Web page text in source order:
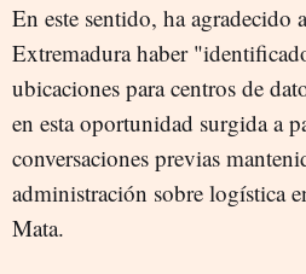
En este sentido, ha agradecido
Extremadura haber
ubicaciones para centros de
en esta oportunidad surgida a
conversaciones previas
administración sobre logística
Mata.